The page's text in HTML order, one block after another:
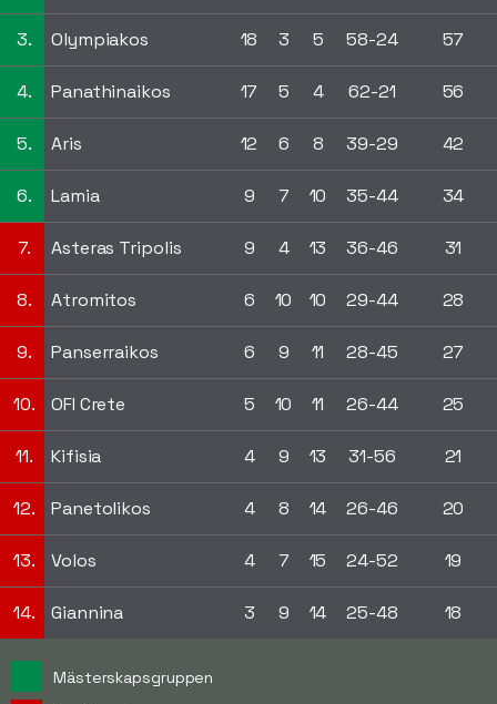
3. Olympiakos 18 3 5 58-24 57
4. Panathinaikos 17 5 4 62-21 56
5. Aris 12 6 8 39-29 42
6. Lamia 9 7 10 35-44 34
7. Asteras Tripolis 9 4 13 36-46 31
8. Atromitos 6 10 10 29-44 28
9. Panserraikos 6 9 11 28-45 27
10. OFI Crete 5 10 11 26-44 25
11. Kifisia 4 9 13 31-56 21
12. Panetolikos 4 8 14 26-46 20
13. Volos 4 7 15 24-52 19
14. Giannina 3 9 14 25-48 18
Mästerskapsgruppen